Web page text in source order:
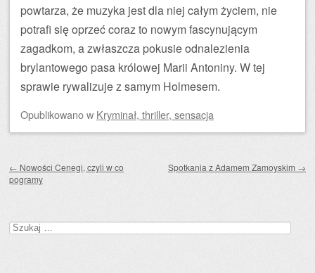
powtarza, że muzyka jest dla niej całym życiem, nie
potrafi się oprzeć coraz to nowym fascynującym
zagadkom, a zwłaszcza pokusie odnalezienia
brylantowego pasa królowej Marii Antoniny. W tej
sprawie rywalizuje z samym Holmesem.
Opublikowanow Kryminał, thriller, sensacja
← Nowości Cenegi, czyli w co
pogramy
Spotkania z Adamem Zamoyskim →
Szukaj: